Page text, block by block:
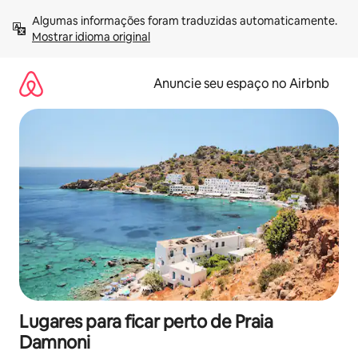
para
Mostrar idioma original
Anuncie seu espaço no Airbnb
Lugares para ficar perto de Praia
Damnoni